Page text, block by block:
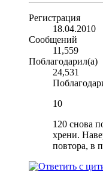
Регистрация
18.04.2010
Сообщений
11,559
Поблагодарил(а)
24,531
10
120 снова
хрени.
повтора, в